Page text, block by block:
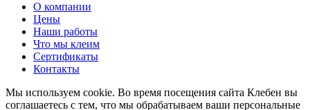
О компании
Цены
Наши работы
Что мы клеим
Сертификаты
Контакты
Мы используем cookie. Во время посещения сайта Клебен вы
соглашаетесь с тем, что мы обрабатываем ваши персональные